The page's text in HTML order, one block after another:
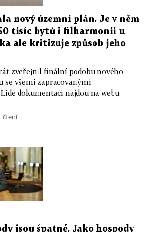
nový územní plán. Je v něm
tisíc bytů i filharmonii u
ale kritizuje způsob jeho
zveřejnil finální podobu nového
se všemi zapracovanými
dokumentaci najdou na webu
čtení
jsou špatné. Jako hospody